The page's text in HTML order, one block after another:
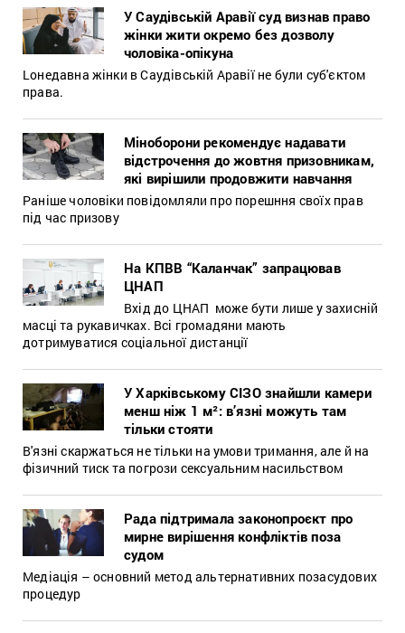
У Саудівській Аравії суд визнав право
жінки жити окремо без дозволу
чоловіка-опікуна
Lонедавна жінки в Саудівській Аравії не були суб'єктом
права.
Міноборони рекомендує надавати
відстрочення до жовтня призовникам,
які вирішили продовжити навчання
Раніше чоловіки повідомляли про порешння своїх прав
під час призову
На КПВВ “Каланчак” запрацював
ЦНАП
Вхід до ЦНАП може бути лише у захисній
масці та рукавичках. Всі громадяни мають
дотримуватися соціальної дистанції
У Харківському СІЗО знайшли камери
менш ніж 1 м²: в’язні можуть там
тільки стояти
В'язні скаржаться не тільки на умови тримання, але й на
фізичний тиск та погрози сексуальним насильством
Рада підтримала законопроєкт про
мирне вирішення конфліктів поза
судом
Медіація – основний метод альтернативних позасудових
процедур